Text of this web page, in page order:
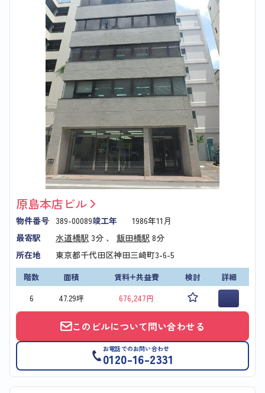
原島本店ビル
物件番号 389-00089竣工年
1986年11月
最寄駅
水道橋駅 3分 、 飯田橋駅 8分
所在地
東京都千代田区神田三崎町3-6-5
階数 面積 賃料+共益費 検討
詳細
6
47.29坪 676,247円
このビルについて問い合わせる
お電話でのお問い合わせ
0120-16-2331